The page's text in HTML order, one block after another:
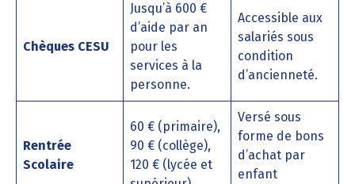
Chèques CESU
Jusqu’à 600 €
d’aide par an
pour les
services à la
personne.
Accessible aux
salariés sous
condition
d’ancienneté.
Rentrée
Scolaire
60 € (primaire),
90 € (collège),
120 € (lycée et
Versé sous
forme de bons
d’achat par
enfant